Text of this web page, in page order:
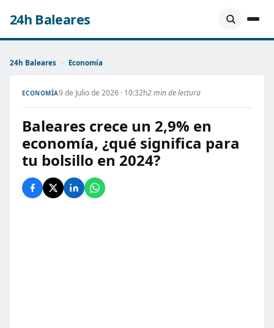
24h Baleares
24h Baleares › Economía
ECONOMÍA9 de Julio de 2026 · 10:32h2 min de lectura
Baleares crece un 2,9% en
economía, ¿qué significa para
tu bolsillo en 2024?